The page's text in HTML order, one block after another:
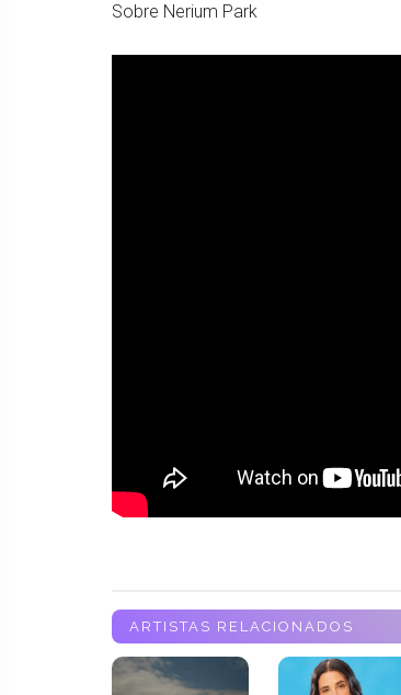
Sobre Nerium Park
ARTISTAS RELACIONADOS